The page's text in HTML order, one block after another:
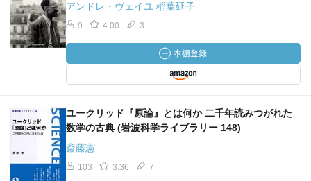
アンドレ・ヴェイユ 稲葉延子
9 4.00 3
ユークリッド『原論』とは何か 二千年読みつがれた
数学の古典 (岩波科学ライブラリー 148)
斎藤憲
103 3.36 7